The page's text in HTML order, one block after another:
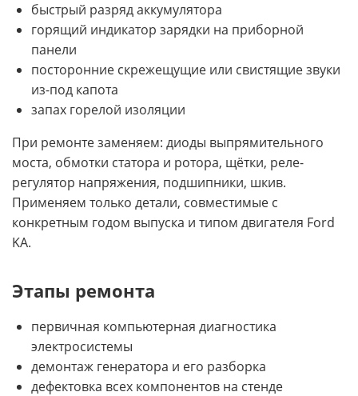
быстрый разряд аккумулятора
горящий индикатор зарядки на приборной
панели
посторонние скрежещущие или свистящие звуки
из-под капота
запах горелой изоляции
При ремонте заменяем: диоды выпрямительного
моста, обмотки статора и ротора, щётки, реле-
регулятор напряжения, подшипники, шкив.
Применяем только детали, совместимые с
конкретным годом выпуска и типом двигателя Ford
KA.
Этапы ремонта
первичная компьютерная диагностика
электросистемы
демонтаж генератора и его разборка
дефектовка всех компонентов на стенде